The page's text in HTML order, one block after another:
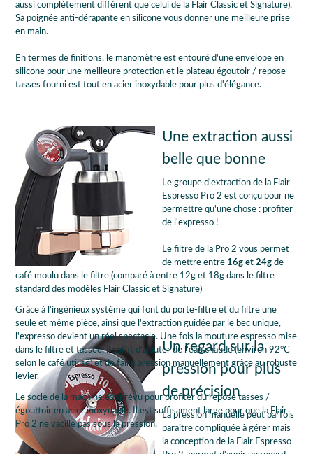
aussi complètement différent que celui de la Flair Classic et Signature).
Sa poignée anti-dérapante en silicone vous donner une meilleure prise
en main.
En termes de finitions, le manomètre est entouré d'une envelope en
silicone pour une meilleure protection et le plateau égoutoir / repose-
tasses fourni est tout en acier inoxydable pour plus d'élégance.
Une extraction aussi
belle que bonne
Le groupe d'extraction de la Flair
Espresso Pro 2 est conçu pour ne
permettre qu'une chose : profiter
de l'expresso !
Le filtre de la Pro 2 vous permet
de mettre entre 16g et 24g de
café moulu dans le filtre (comparé à entre 12g et 18g dans le filtre
standard des modèles Flair Classic et Signature)
Grâce à l'ingénieux système qui font du porte-filtre et du filtre une
seule et même pièce, ainsi que l'extraction guidée par le bec unique,
l'expresso devient un réel spectacle. Une fois la mouture espresso mise
dans le filtre et tassée, il suffit d'ajouter de l'eau chaude (environ 92°C
selon le café utilisé) et de faire pression manuellement grâce au robuste
levier.
Le socle de la machine est prévu pour profiter du repose tasses /
égouttoir en acier inoxydable. Il est suffisament large pour que la Flair
Pro 2 ne vacille pas sous la pression.
Un regard sur la
pression pour plus
de précision
La pression manuelle peut parfois
paraitre compliquée à gérer mais
la conception de la Flair Espresso